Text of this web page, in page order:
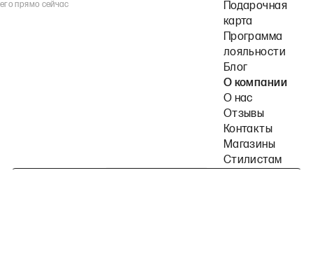
его прямо сейчас
Подарочная
карта
Программа
лояльности
Блог
О компании
О нас
Отзывы
Контакты
Магазины
Стилистам